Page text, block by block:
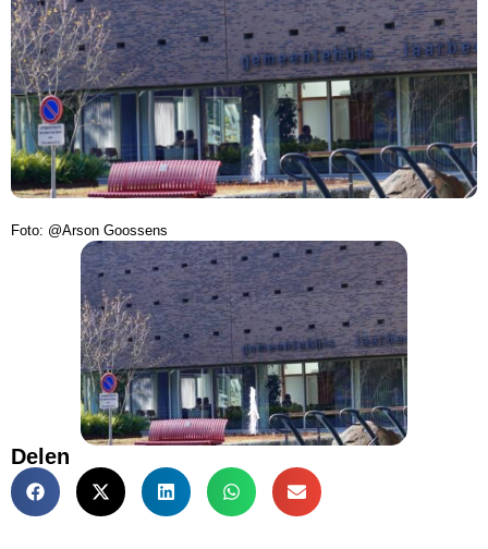
Foto: @Arson Goossens
Delen